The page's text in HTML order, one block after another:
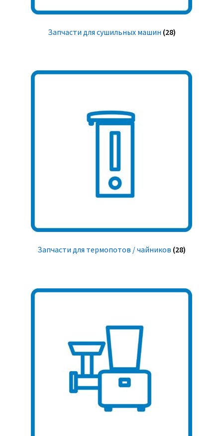
Запчасти для сушильных машин (28)
Запчасти для термопотов / чайников (28)